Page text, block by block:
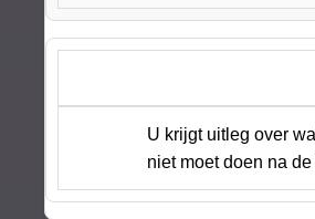
U krijgt uitleg over
niet moet doen na